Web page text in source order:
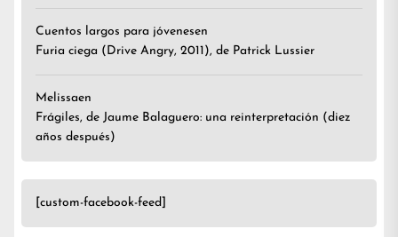
Cuentos largos para jóvenesen
Furia ciega (Drive Angry, 2011), de Patrick Lussier
Melissaen
Frágiles, de Jaume Balaguero: una reinterpretación (diez
años después)
[custom-facebook-feed]